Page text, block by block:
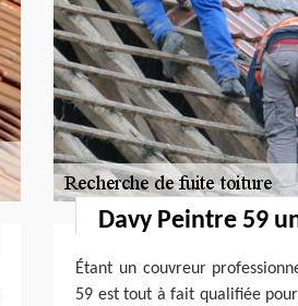
Davy Peintre 59
Étant un couvreur
59 est tout à fait qualifiée